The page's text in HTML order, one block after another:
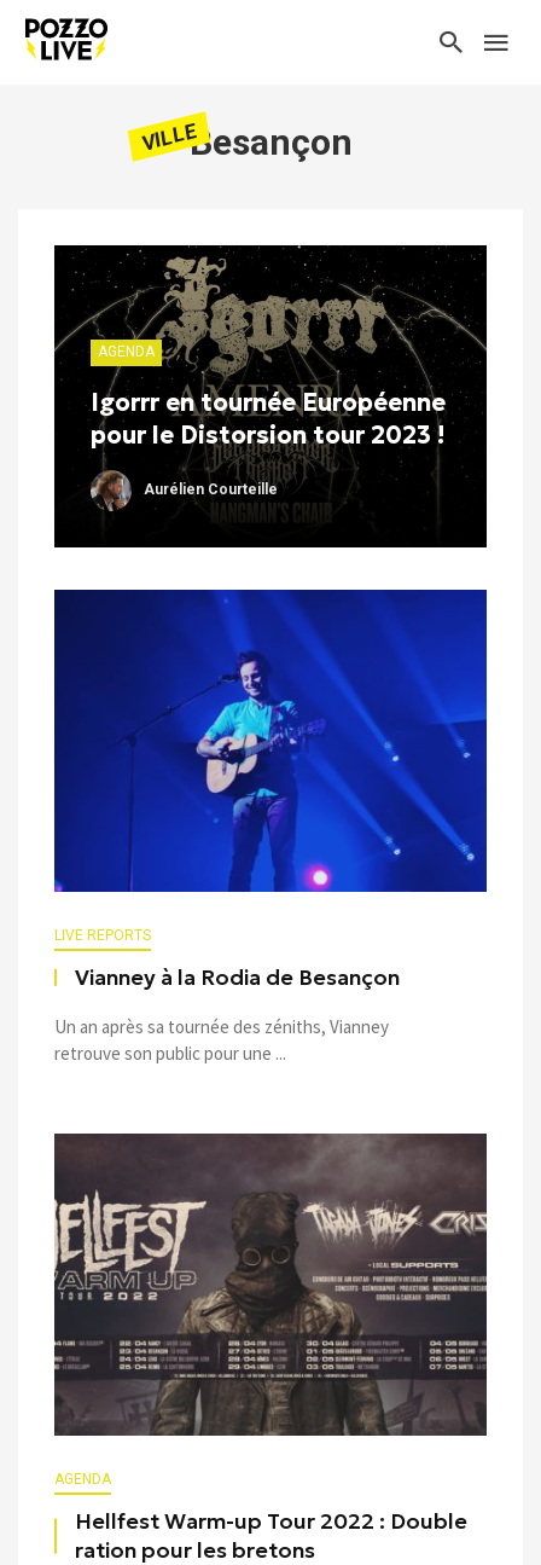
VILLEBesançon
AGENDA
Igorrr en tournée Européenne
pour le Distorsion tour 2023 !
Aurélien Courteille
LIVE REPORTS
Vianney à la Rodia de Besançon
Un an après sa tournée des zéniths, Vianney
retrouve son public pour une ...
AGENDA
Hellfest Warm-up Tour 2022 : Double
ration pour les bretons